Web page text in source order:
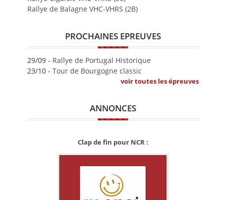
Rallye de Balagne VHC-VHRS (2B)
PROCHAINES EPREUVES
29/09 - Rallye de Portugal Historique
23/10 - Tour de Bourgogne classic
voir toutes les épreuves
ANNONCES
Clap de fin pour NCR :